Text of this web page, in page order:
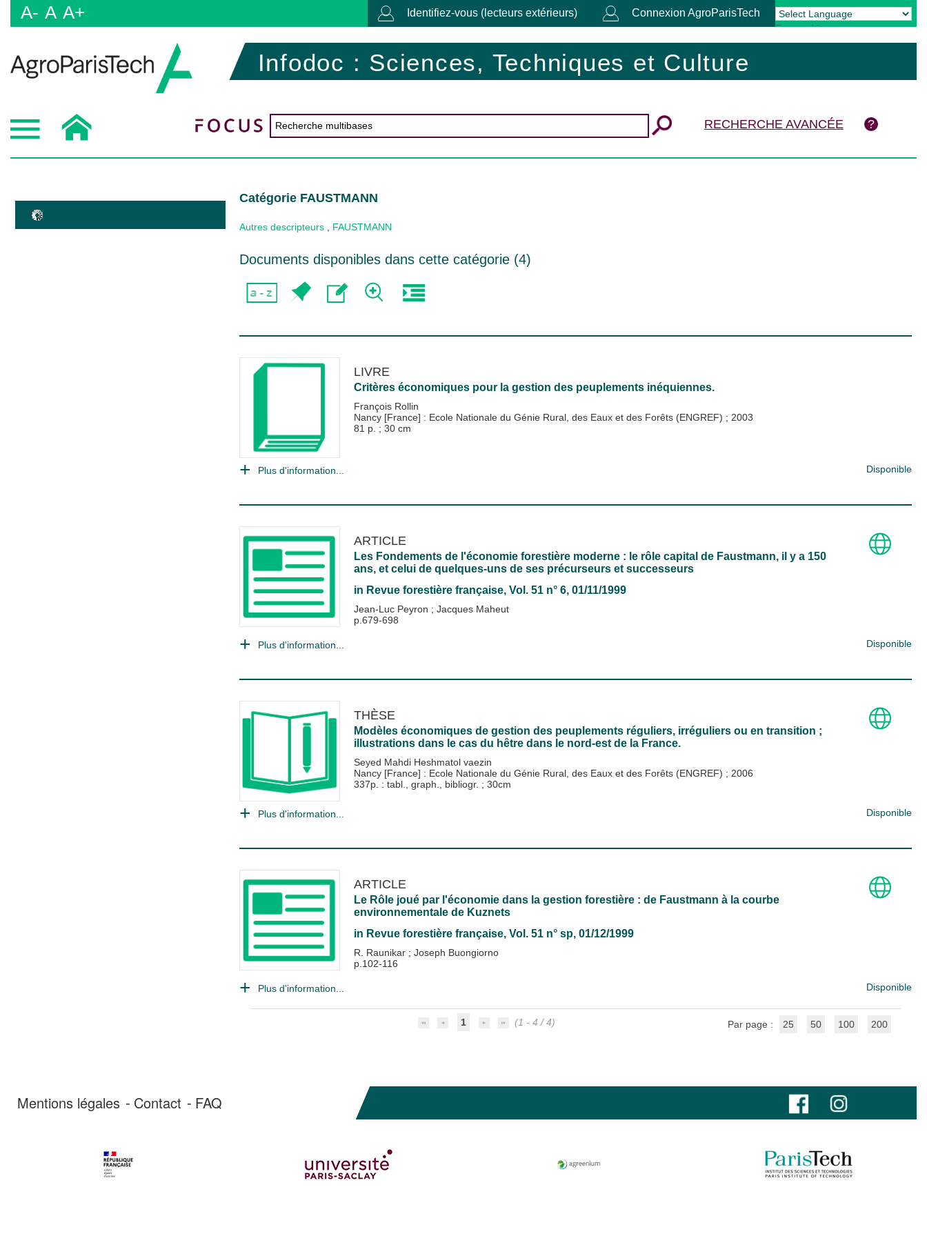
A- A A+ Identifiez-vous (lecteurs extérieurs) Connexion AgroParisTech
Powered by Translate
Infodoc : Sciences, Techniques et Culture
RECHERCHE AVANCÉE
Catégorie FAUSTMANN
Autres descripteurs FAUSTMANN
Documents disponibles dans cette catégorie (4)
LIVRE
Critères économiques pour la gestion des peuplements inéquiennes.
François Rollin
Nancy [France] : Ecole Nationale du Génie Rural, des Eaux et des Forêts (ENGREF) ; 2003
81 p. ; 30 cm
Plus d'information... Disponible
ARTICLE
Les Fondements de l'économie forestière moderne : le rôle capital de Faustmann, il y a 150
ans, et celui de quelques-uns de ses précurseurs et successeurs
in Revue forestière française, Vol. 51 n° 6, 01/11/1999
Jean-Luc Peyron ; Jacques Maheut
p.679-698
Plus d'information... Disponible
THÈSE
Modèles économiques de gestion des peuplements réguliers, irréguliers ou en transition ;
illustrations dans le cas du hêtre dans le nord-est de la France.
Seyed Mahdi Heshmatol vaezin
Nancy [France] : Ecole Nationale du Génie Rural, des Eaux et des Forêts (ENGREF) ; 2006
337p. : tabl., graph., bibliogr. ; 30cm
Plus d'information... Disponible
ARTICLE
Le Rôle joué par l'économie dans la gestion forestière : de Faustmann à la courbe
environnementale de Kuznets
in Revue forestière française, Vol. 51 n° sp, 01/12/1999
R. Raunikar ; Joseph Buongiorno
p.102-116
Plus d'information... Disponible
1 (1 - 4 / 4) Par page : 25 50 100 200
Mentions légales Contact FAQ